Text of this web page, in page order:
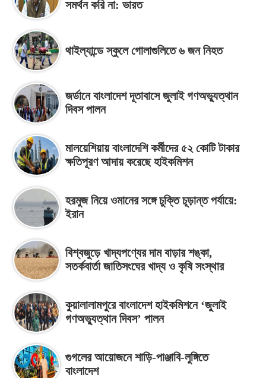
সমর্থন করি না: ভারত
থাইল্যান্ডে স্কুলে গোলাগুলিতে ৬ জন নিহত
জর্ডানে বাংলাদেশ দূতাবাসে জুলাই গণঅভ্যুত্থান
দিবস পালন
মালয়েশিয়ায় বাংলাদেশি কর্মীদের ৫২ কোটি টাকার
ক্ষতিপূরণ আদায় করেছে হাইকমিশন
হরমুজ নিয়ে ওমানের সঙ্গে চুক্তি চূড়ান্ত পর্যায়ে:
ইরান
বিশ্বজুড়ে খাদ্যপণ্যের দাম বাড়ার শঙ্কা,
সতর্কবার্তা জাতিসংঘের খাদ্য ও কৃষি সংস্থার
কুয়ালালামপুরে বাংলাদেশ হাইকমিশনে ‘জুলাই
গণঅভ্যুত্থান দিবস’ পালন
গুগলের আয়োজনে শাড়ি-পাঞ্জাবি-লুঙ্গিতে
বাংলাদেশ